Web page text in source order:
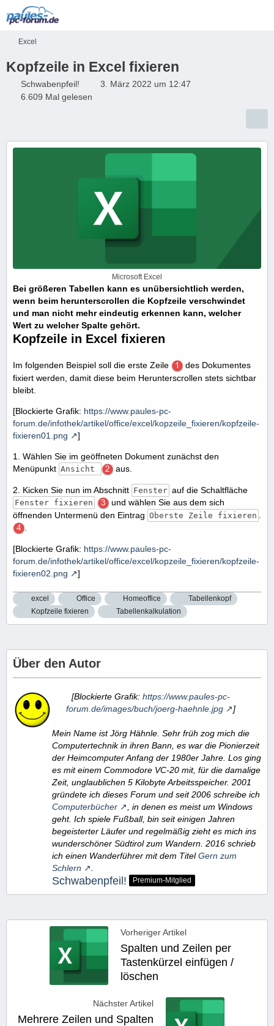
Excel
Kopfzeile in Excel fixieren
Schwabenpfeil!
3. März 2022 um 12:47
6.609 Mal gelesen
Microsoft Excel
Bei größeren Tabellen kann es unübersichtlich werden,
wenn beim herunterscrollen ​die Kopfzeile verschwindet
und man nicht mehr eindeutig erkennen kann, welcher
Wert zu welcher Spalte gehört.
Kopfzeile in Excel fixieren
Im folgenden Beispiel soll die erste Zeile
des Dokumentes
fixiert werden, damit diese beim Herunterscrollen stets sichtbar
bleibt.
[Blockierte Grafik: https://www.paules-pc-
forum.de/infothek/artikel/office/excel/kopzeile_fixieren/kopfzeile-
fixieren01.png
]
1. Wählen Sie im geöffneten Dokument zunächst den
Menüpunkt Ansicht aus.
2. Kicken Sie nun im Abschnitt Fenster auf die Schaltfläche
Fenster fixieren
und wählen Sie aus dem sich
öffnenden Untermenü den Eintrag Oberste Zeile fixieren
[Blockierte Grafik: https://www.paules-pc-
forum.de/infothek/artikel/office/excel/kopzeile_fixieren/kopfzeile-
fixieren02.png
]
excel Office Homeoffice
Tabellenkopf
Kopfzeile fixieren
Tabellenkalkulation
Über den Autor
[Blockierte Grafik: https://www.paules-pc-
forum.de/images/buch/joerg-haehnle.jpg
]
Mein Name ist Jörg Hähnle. Sehr früh zog mich die
Computertechnik in ihren Bann, es war die Pionierzeit
der Heimcomputer Anfang der 1980er Jahre. Los ging
es mit einem Commodore VC-20 mit, für die damalige
Zeit, unglaublichen 5 Kilobyte Arbeitsspeicher. 2001
gründete ich dieses Forum und seit 2006 schreibe ich
Computerbücher
, in denen es meist um Windows
geht. Ich spiele Fußball, bin seit einigen Jahren
begeisterter Läufer und regelmäßig zieht es mich ins
wunderschöner Südtirol zum Wandern. 2016 schrieb
ich einen Wanderführer mit dem TitelGern zum
Schlern
Schwabenpfeil! Premium-Mitglied
Vorheriger Artikel
Spalten und Zeilen per
Tastenkürzel einfügen /
löschen
Nächster Artikel
Mehrere Zeilen und Spalten